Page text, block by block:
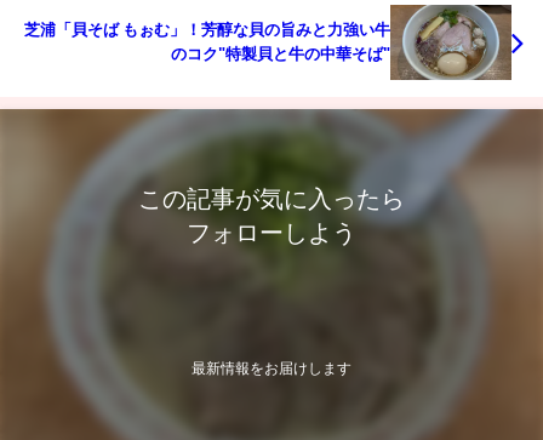
芝浦「貝そば もぉむ」！芳醇な貝の旨みと力強い牛
のコク"特製貝と牛の中華そば"
この記事が気に入ったら
フォローしよう
最新情報をお届けします